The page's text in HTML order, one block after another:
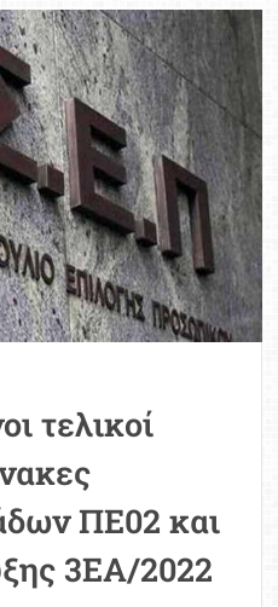
στον
ΕΦΚΑ
–
Δείτε
τις
και
τις
θέσεις
τελικοί
ΠΕ02 και
3ΕΑ/2022